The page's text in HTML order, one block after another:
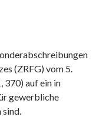
(ZRFG) vom 5.
370) auf ein in
gewerbliche